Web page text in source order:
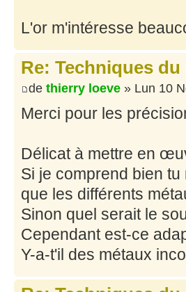
L'or m'intéresse
Re: Techniques
de thierry loeve » Lun 10
Merci pour les
Délicat à mettre en
Si je comprend bien
que les différents
Sinon quel serait le
Cependant est-ce
Y-a-t'il des métaux